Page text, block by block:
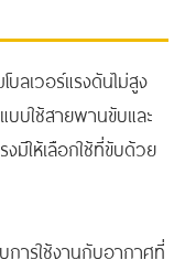
บลเวอร์แรงดันไม่สูง
บใช้สายพานขับและ
มีให้เลือกใช้ที่ขับด้วย
การใช้งานกับอากาศที่